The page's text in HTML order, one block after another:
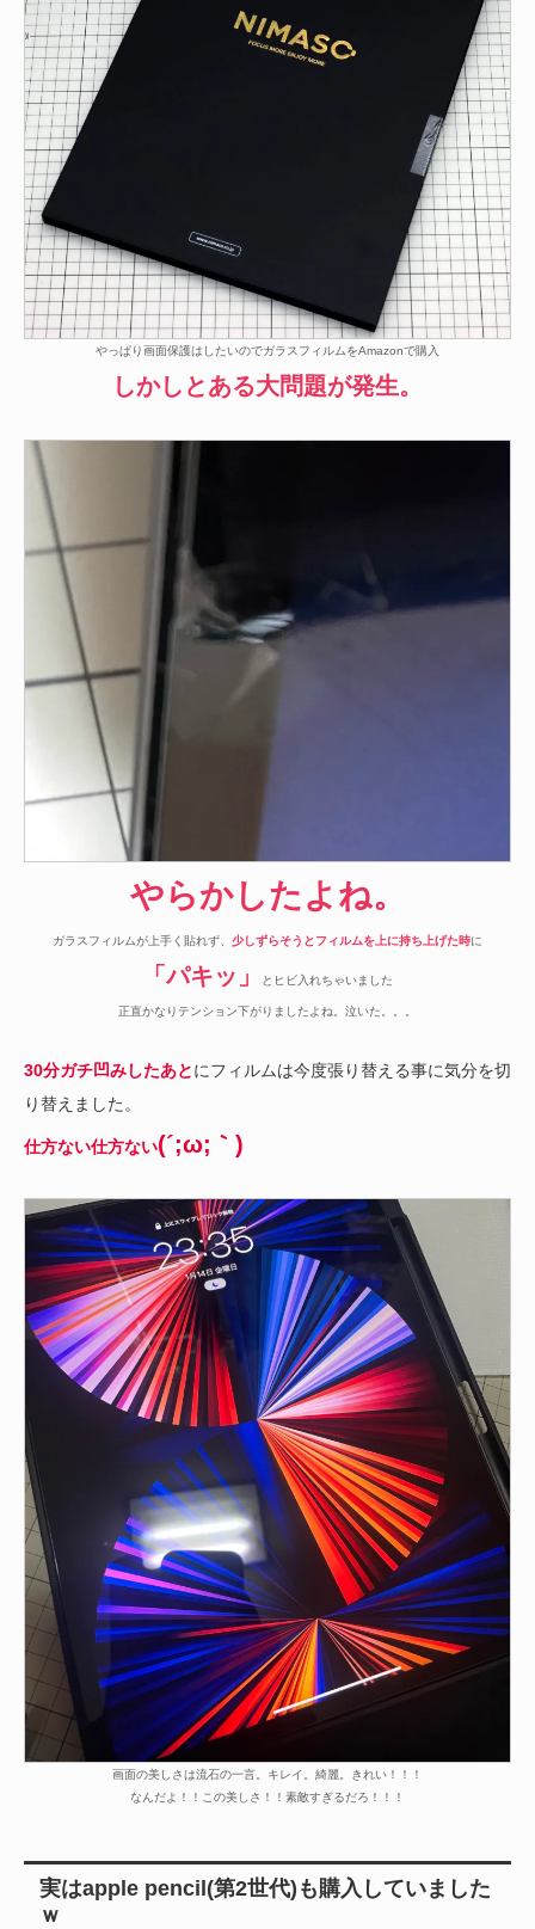
やっぱり画面保護はしたいのでガラスフィルムをAmazonで購入
しかしとある大問題が発生。
やらかしたよね。
ガラスフィルムが上手く貼れず、 少しずらそうとフィルムを上に持ち上げた時に
「パキッ」 とヒビ入れちゃいました
正直かなりテンション下がりましたよね。泣いた。。。
30分ガチ凹みしたあとにフィルムは今度張り替える事に気分を切
り替えました。
仕方ない仕方ない(´;ω;｀)
画面の美しさは流石の一言。キレイ。綺麗。きれい！！！
なんだよ！！この美しさ！！素敵すぎるだろ！！！
実はapple pencil(第2世代)も購入していました
ｗ